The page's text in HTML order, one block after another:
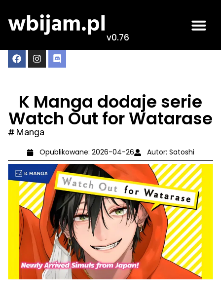
v0.76
K Manga dodaje serie
Watch Out for Watarase
Manga
Opublikowane: 2026-04-26 Autor: Satoshi